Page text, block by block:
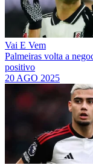
Vai E Vem
Palmeiras volta a
positivo
20 AGO 2025